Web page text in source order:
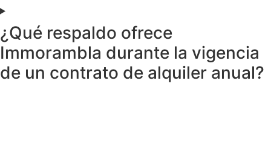
¿Qué respaldo ofrece
Immorambla durante la vigencia
de un contrato de alquiler anual?